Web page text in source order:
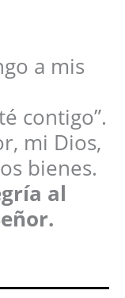
a mis
contigo”.
mi Dios,
bienes.
al